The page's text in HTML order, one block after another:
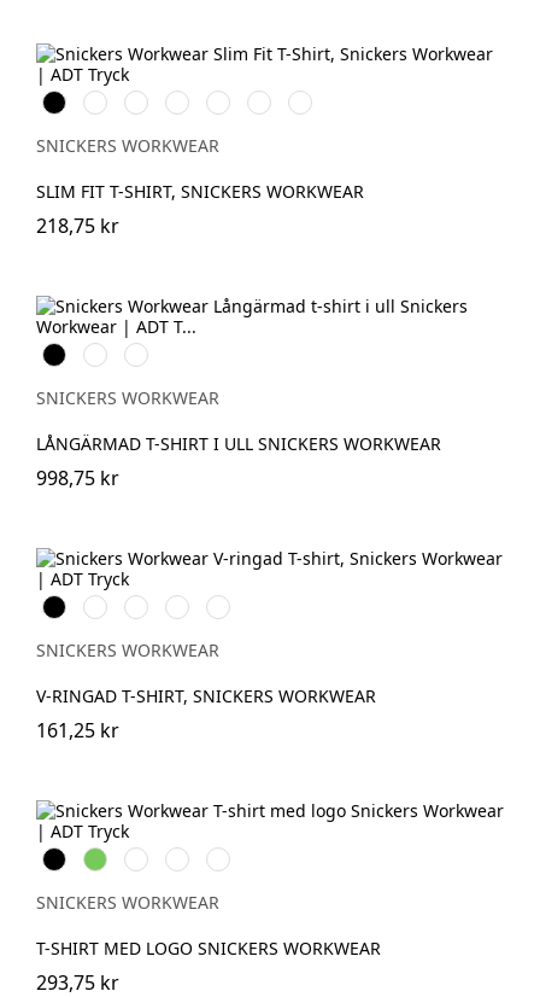
Svart Vit StålgråMarinblåKhakigrönGråmelerad
Chiliröd
SNICKERS WORKWEAR
SLIM FIT T-SHIRT, SNICKERS WORKWEAR
218,75 kr
Svart Grå
melerad
Khakigrön
SNICKERS WORKWEAR
LÅNGÄRMAD T-SHIRT I ULL SNICKERS WORKWEAR
998,75 kr
Svart Vit StålgråGrå
melerad
Marinblå
SNICKERS WORKWEAR
V-RINGAD T-SHIRT, SNICKERS WORKWEAR
161,25 kr
Svart Lime Khakigrön
Mörk
marinblå
melerad
Djupblå
SNICKERS WORKWEAR
T-SHIRT MED LOGO SNICKERS WORKWEAR
293,75 kr